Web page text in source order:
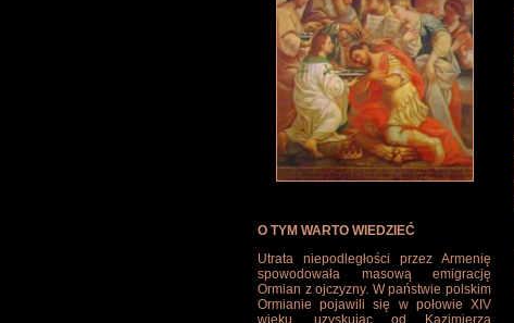
O TYM WARTO WIEDZIEĆ
Utrata niepodległości przez Armenię
spowodowała masową emigrację
Ormian z ojczyzny. W państwie polskim
Ormianie pojawili się w połowie XIV
wieku, uzyskując od Kazimierza